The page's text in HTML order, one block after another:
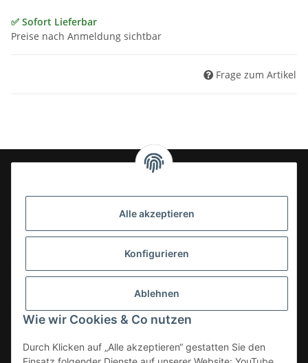
Alle akzeptieren
Konfigurieren
Ablehnen
Wie wir Cookies & Co nutzen
Durch Klicken auf „Alle akzeptieren“ gestatten Sie den
✅ Sofort Lieferbar
Preise nach Anmeldung sichtbar
Frage zum Artikel
24-7en Kioskbedarf GmbH
- Sezer Kahveci & Cengiz Inci
33142 Büren, Deutschland
Kategorien